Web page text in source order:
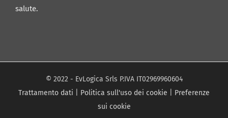
salute.
© 2022 - EvLogica Srls P.IVA IT02969960604
Trattamento dati
Politica sull'uso dei cookie
Preferenze
sui cookie